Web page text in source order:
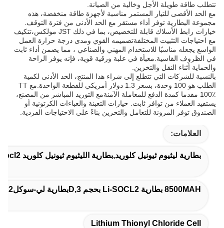
تتطلب طاقة طويلة الأجل وخالية من الصيانة.
مع الحد الأقصى للتيار المستمر مناسبة لأجهزة طاقة منخفضة، هذه
مجموعة البطارية توفر أداء مستقر مع الحد الأدنى من فترة التوقف.
خيارات رابط الأسلاك قابلة للتخصيص، بما في ذلك JST مولكس،تتكيف
مع احتياجات التثبيت المختلفةتصميمه القوي ومدى درجة حرارة العمل
الواسع يجعله مناسبًا للاستخدام المهني والصناعي ، مما يضمن أداء ثابت
في الظروف القاسية.معبأة في علبة ورقية قوية، فإنه يوفر الراحة
والحماية أثناء النقل والتخزين.
بالنسبة للشركات التي تتطلع إلى شراء هذا المنتج، الحد الأدنى لكمية
الطلب هو 100 وحدة، بسعر 1.3 دولار أمريكي للقطعة الواحدة.مع TT
100٪ مقدما كمدة الدفع للمعاملة الآمنةمع التوريد المباشر من المصنع،
يستفيد العملاء من توافر ثابت. خيارات التعبئة والعباءات الكرتونية أو
الصندوق توفر المرونة للتعامل والتخزين بناءً على الاحتياجات الفردية.
العلامات:
بطارية ليثيوم ثيونيل كلوريد,بطارية الليثيوم ثيونيل كلوريد Li Socl2,خلايا ثيونيل كلوريد الليثيوم
8500MAH بطارية Li-SOCL2 بحجم D,3بطارية لي-سوكل2 حجم 6 فولت,بطارية ثيونيل كلوريد Li-SOCL2
Lithium Thionyl Chloride Cell